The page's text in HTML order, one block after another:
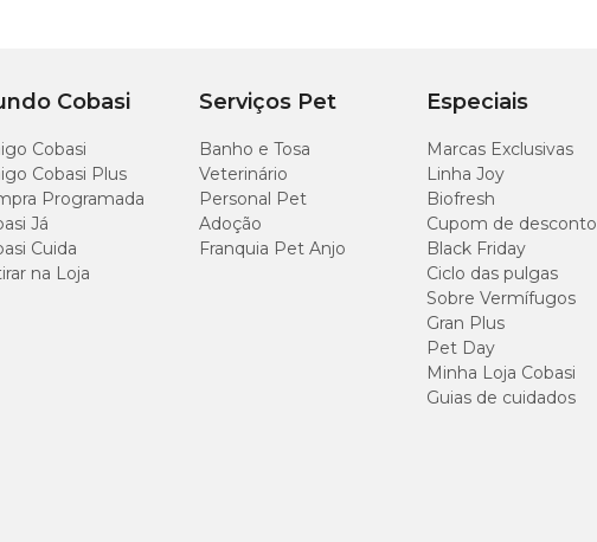
portes e também para gatos acostumados a passear.
aqui na Cobasi! Compre online pelo site, app ou visite uma de
e proporcione mais bem-estar ao seu pet.
Cobasi
Cobasi
Cobasi Plus
Programada
Já
Cuida
na Loja
Serviços Pet
Banho e Tosa
Veterinário
Personal Pet
Adoção
Franquia Pet Anjo
Especiais
Marcas Exclusivas
Linha Joy
Biofresh
Cupom de desconto
Black Friday
Ciclo das pulgas
Sobre Vermífugos
Gran Plus
Pet Day
Minha Loja Cobasi
Guias de cuidados